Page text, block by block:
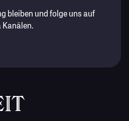
bleiben und folge uns auf